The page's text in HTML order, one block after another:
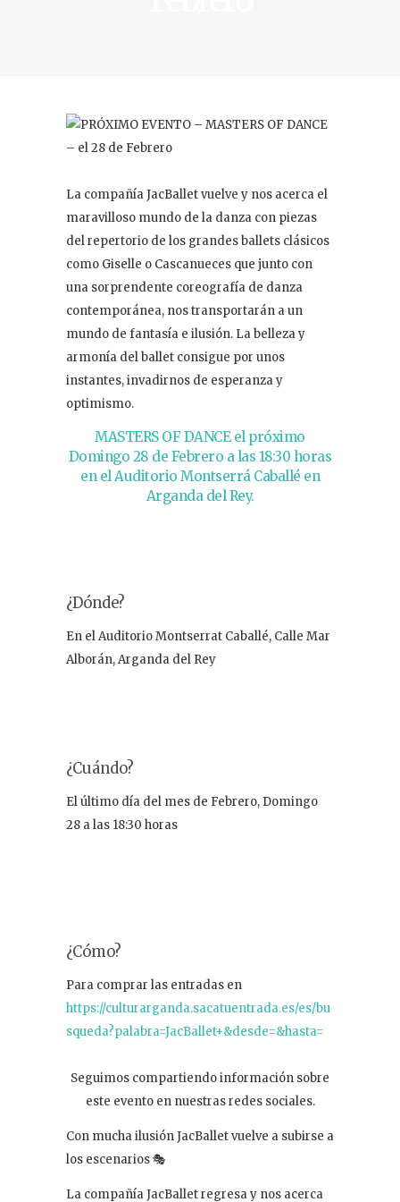
La compañía JacBallet vuelve y nos acerca el
maravilloso mundo de la danza con piezas
del repertorio de los grandes ballets clásicos
como Giselle o Cascanueces que junto con
una sorprendente coreografía de danza
contemporánea, nos transportarán a un
mundo de fantasía e ilusión. La belleza y
armonía del ballet consigue por unos
instantes, invadirnos de esperanza y
optimismo.
MASTERS OF DANCE el próximo
Domingo 28 de Febrero a las 18:30 horas
en el Auditorio Montserrá Caballé en
Arganda del Rey.
¿Dónde?
En el Auditorio Montserrat Caballé, Calle Mar
Alborán, Arganda del Rey
¿Cuándo?
El último día del mes de Febrero, Domingo
28 a las 18:30 horas
¿Cómo?
Para comprar las entradas en
https://culturarganda.sacatuentrada.es/es/bu
squeda?palabra=JacBallet+&desde=&hasta=
Seguimos compartiendo información sobre
este evento en nuestras redes sociales.
Con mucha ilusión JacBallet vuelve a subirse a
los escenarios 🎭
La compañía JacBallet regresa y nos acerca